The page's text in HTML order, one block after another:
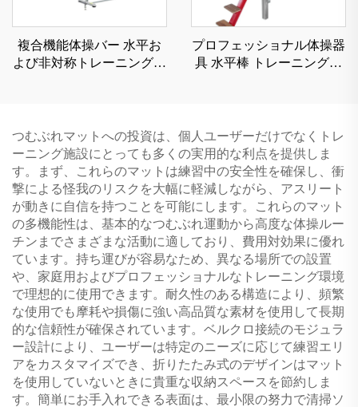
複合機能体操バー 水平お
よび非対称トレーニング用
プロフェッショナル体操器
具 水平棒 トレーニング用
つむぶれマットへの投資は、個人ユーザーだけでなくトレ
ーニング施設にとっても多くの実用的な利点を提供しま
す。まず、これらのマットは練習中の安全性を確保し、衝
撃による怪我のリスクを大幅に軽減しながら、アスリート
が動きに自信を持つことを可能にします。これらのマット
の多機能性は、基本的なつむぶれ運動から高度な体操ルー
チンまでさまざまな活動に適しており、費用対効果に優れ
ています。持ち運びが容易なため、異なる場所での設置
や、家庭用およびプロフェッショナルなトレーニング環境
で理想的に使用できます。耐久性のある構造により、頻繁
な使用でも摩耗や損傷に強い高品質な素材を使用して長期
的な信頼性が確保されています。ベルクロ接続のモジュラ
ー設計により、ユーザーは特定のニーズに応じて練習エリ
アをカスタマイズでき、折りたたみ式のデザインはマット
を使用していないときに貴重な収納スペースを節約しま
す。簡単にお手入れできる表面は、最小限の努力で清掃ソ